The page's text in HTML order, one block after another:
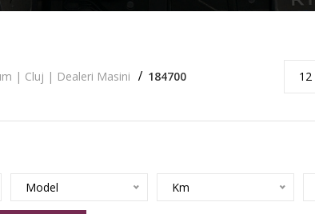
| Cluj | Dealeri Masini 184700 12
Model Km